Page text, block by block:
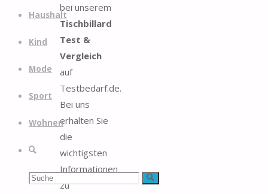
Haushalt
Kind
Mode
Sport
Wohnen
Suche
Suchen Suche
bei unserem
Tischbillard
Test &
Vergleich
auf
Testbedarf.de.
Bei uns
erhalten Sie
die
wichtigsten
Informationen
zu